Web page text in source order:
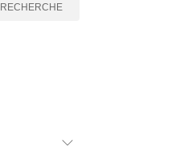
RECHERCHE